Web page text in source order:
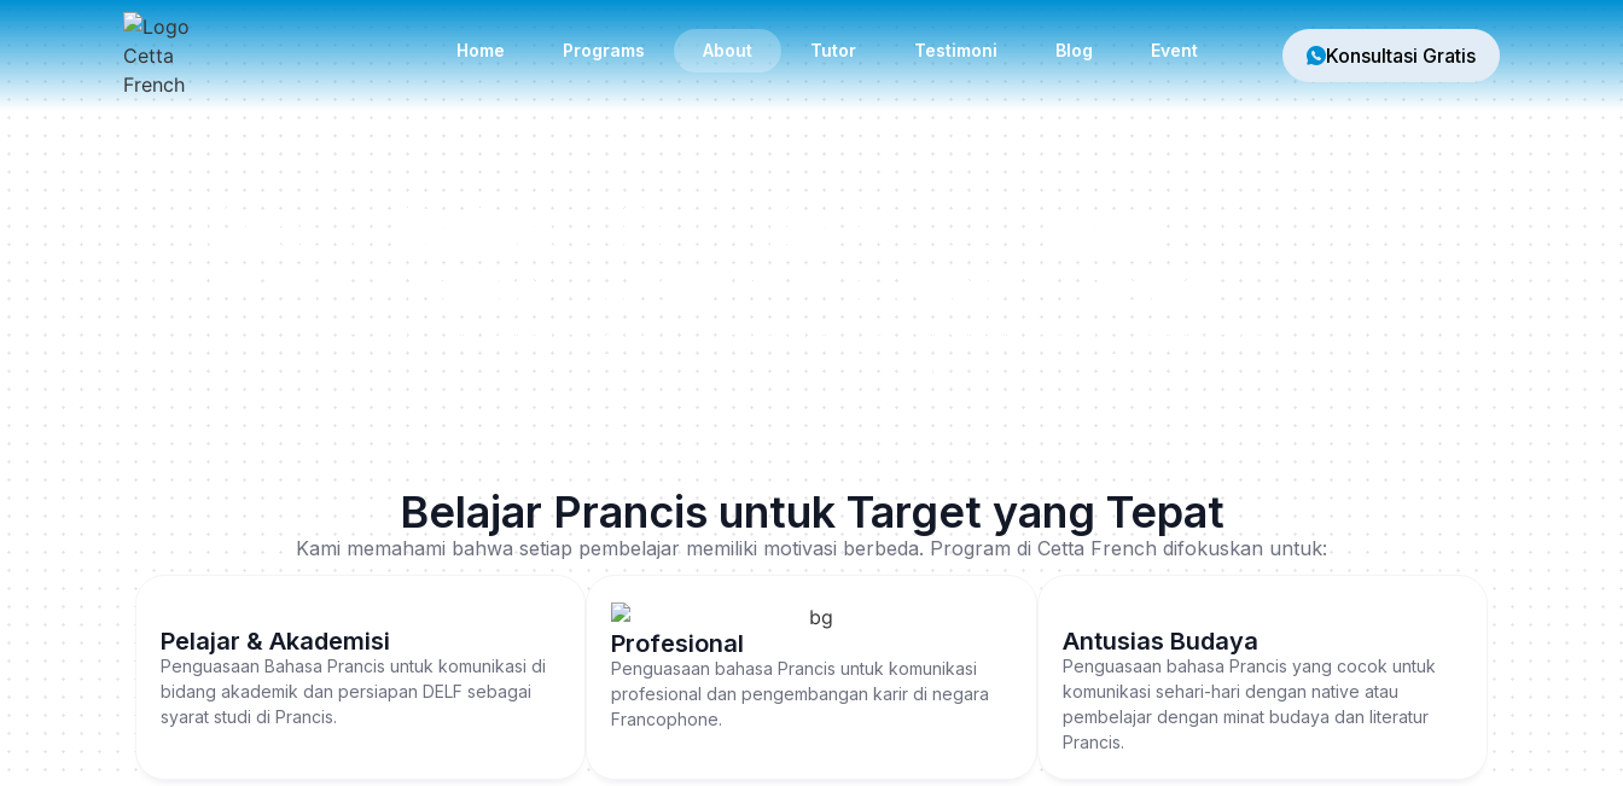
Home Programs About Tutor Testimoni Blog Event Konsultasi Gratis
Kuasai Bahasa Prancis Mudah dan
Terarah dalam Ekosistem Belajar Cetta
Cetta French hadir untuk membantu kamu menguasai Bahasa Prancis. Kami memberikan pembelajaran yang
berkualitas baik dengan kurikulum yang dirancang dengan standar CEFR.
Belajar Prancis untuk Target yang Tepat
Kami memahami bahwa setiap pembelajar memiliki motivasi berbeda. Program di Cetta French difokuskan untuk:
Pelajar & Akademisi
Penguasaan Bahasa Prancis untuk komunikasi di
bidang akademik dan persiapan DELF sebagai
syarat studi di Prancis.
Profesional
Penguasaan bahasa Prancis untuk komunikasi
profesional dan pengembangan karir di negara
Francophone.
Antusias Budaya
Penguasaan bahasa Prancis yang cocok untuk
komunikasi sehari-hari dengan native atau
pembelajar dengan minat budaya dan literatur
Prancis.